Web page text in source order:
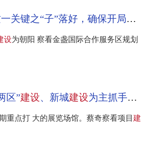
子”落好，确保开局之年见到新气象取得新突破
设为朝阳 察看金盏国际合作服务区规划
区”建设、新城建设为主抓手，打造全市高精尖产业主阵地 平原新城看顺义
重点打 大的展览场馆。蔡奇察看项目 建